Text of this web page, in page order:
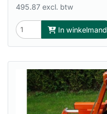
495.87 excl. btw
In winkelmand